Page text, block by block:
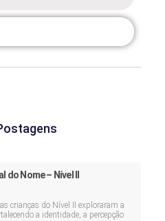
do Nome – Nível II
crianças do Nível II exploraram a
a identidade, a percepção